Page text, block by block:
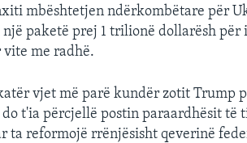
mbështetjen ndërkombëtare për
një paketë prej 1 trilionë dollarësh
me radhë.
vjet më parë kundër zotit Trump
t'ia përcjellë postin paraardhësit të
ta reformojë rrënjësisht qeverinë